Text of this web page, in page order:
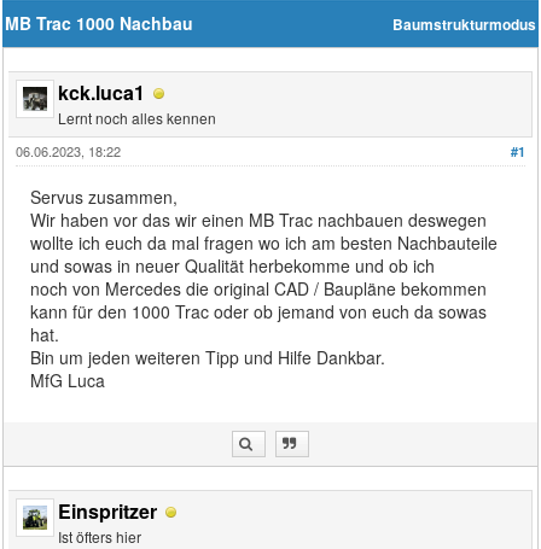
Baumstrukturmodus
MB Trac 1000 Nachbau
kck.luca1
Lernt noch alles kennen
#1
06.06.2023, 18:22
Servus zusammen,
Wir haben vor das wir einen MB Trac nachbauen deswegen
wollte ich euch da mal fragen wo ich am besten Nachbauteile
und sowas in neuer Qualität herbekomme und ob ich
noch von Mercedes die original CAD / Baupläne bekommen
kann für den 1000 Trac oder ob jemand von euch da sowas
hat.
Bin um jeden weiteren Tipp und Hilfe Dankbar.
MfG Luca
Einspritzer
Ist öfters hier